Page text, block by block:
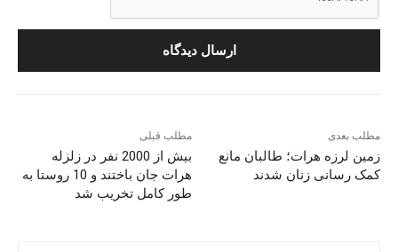
مطلب قبلی
بیش از 2000 نفر در زلزله
هرات جان باختند و 10 روستا به
طور کامل تخریب شد
مطلب بعدی
زمین لرزه هرات؛ طالبان مانع
کمک رسانی زنان شدند